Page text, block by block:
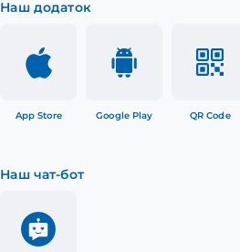
Наш додаток
App Store Google Play QR Code
Наш чат-бот